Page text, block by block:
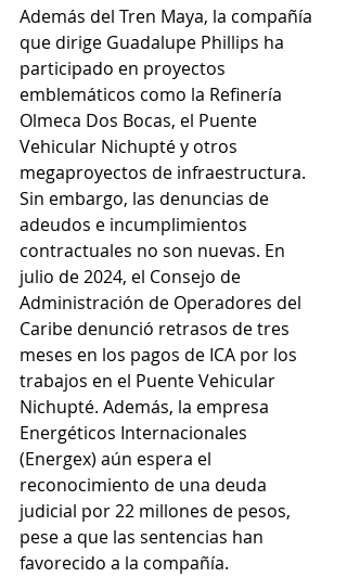
Además del Tren Maya, la compañía
que dirige Guadalupe Phillips ha
participado en proyectos
emblemáticos como la Refinería
Olmeca Dos Bocas, el Puente
Vehicular Nichupté y otros
megaproyectos de infraestructura.
Sin embargo, las denuncias de
adeudos e incumplimientos
contractuales no son nuevas. En
julio de 2024, el Consejo de
Administración de Operadores del
Caribe denunció retrasos de tres
meses en los pagos de ICA por los
trabajos en el Puente Vehicular
Nichupté. Además, la empresa
Energéticos Internacionales
(Energex) aún espera el
reconocimiento de una deuda
judicial por 22 millones de pesos,
pese a que las sentencias han
favorecido a la compañía.